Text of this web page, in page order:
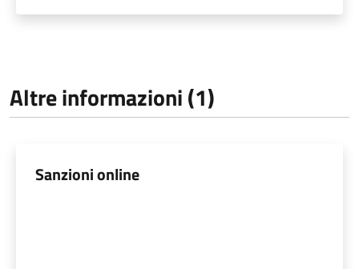
Altre informazioni (1)
Sanzioni online